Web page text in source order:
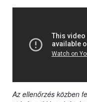
Az ellenőrzés közben